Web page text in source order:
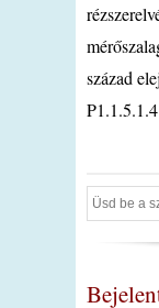
század
P1.1.5.1.4